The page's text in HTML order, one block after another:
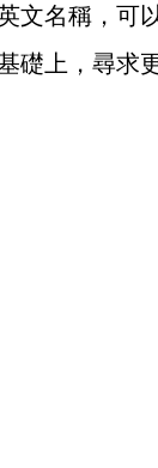
文名稱，可
礎上，尋求